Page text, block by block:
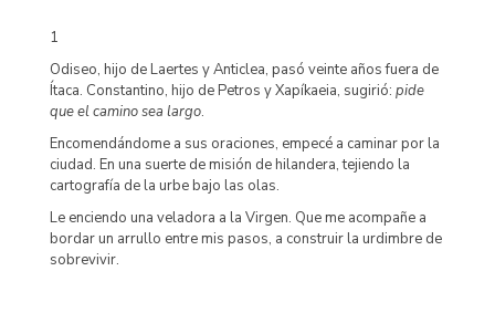
1
Odiseo, hijo de Laertes y Anticlea, pasó veinte años fuera de
Ítaca. Constantino, hijo de Petros y Xapíkaeia, sugirió: pide
que el camino sea largo.
Encomendándome a sus oraciones, empecé a caminar por la
ciudad. En una suerte de misión de hilandera, tejiendo la
cartografía de la urbe bajo las olas.
Le enciendo una veladora a la Virgen. Que me acompañe a
bordar un arrullo entre mis pasos, a construir la urdimbre de
sobrevivir.